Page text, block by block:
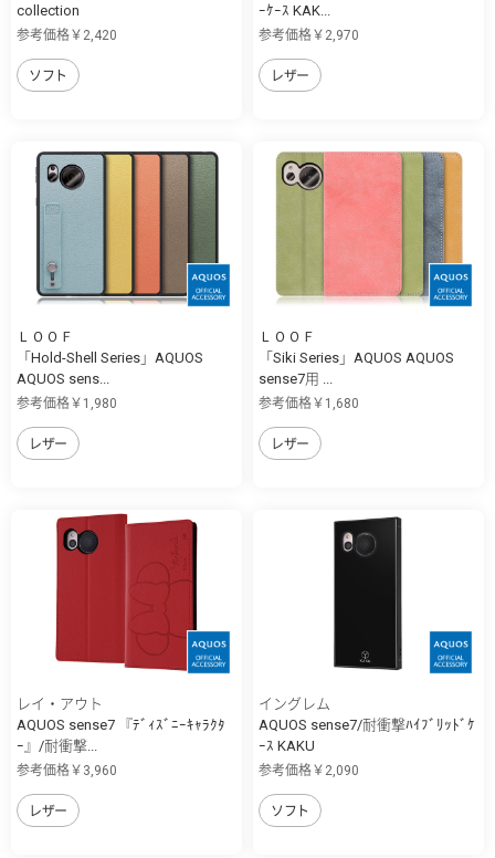
collection
参考価格￥2,420
ソフト
ｰｹｰｽ KAK...
参考価格￥2,970
レザー
ＬＯＯＦ
「Hold-Shell Series」AQUOS
AQUOS sens...
参考価格￥1,980
レザー
ＬＯＯＦ
「Siki Series」AQUOS AQUOS
sense7用 ...
参考価格￥1,680
レザー
レイ・アウト
AQUOS sense7 『ﾃﾞｨｽﾞﾆｰｷｬﾗｸﾀ
ｰ』/耐衝撃...
参考価格￥3,960
レザー
イングレム
AQUOS sense7/耐衝撃ﾊｲﾌﾞﾘｯﾄﾞｹ
ｰｽ KAKU
参考価格￥2,090
ソフト